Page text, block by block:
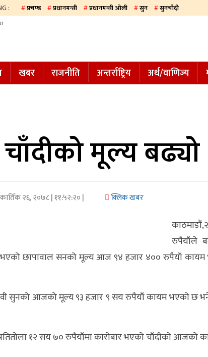
: प्रचण्ड प्रधानमन्त्री प्रधानमन्त्री ओली सुन सुनचाँदी
खबर राजनीति अन्तर्राष्ट्रिय अर्थ/वाणिज्य
मूल्य बढ्यो
२६, २०७८| ११:५२:२० | क्लिक खबर
रुपैयाँले
भएको छापावाल सनको मूल्य आज ९४ हजार ४०० रुपैयाँ
सुनको आजको मूल्य ९३ हजार ९ सय रुपैयाँ कायम भएको छ भने
१२ सय ७० रुपैयाँमा कारोबार भएको चाँदीको आजको